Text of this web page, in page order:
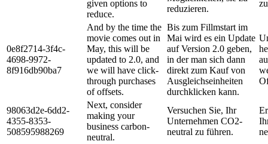
given options to
reduce.
reduzieren.
0e8f2714-3f4c-
4698-9972-
8f916db90ba7
And by the time the
movie comes out in
May, this will be
updated to 2.0, and
we will have click-
through purchases
of offsets.
Bis zum Fillmstart im
Mai wird es ein Update
auf Version 2.0 geben,
in der man sich dann
direkt zum Kauf von
Ausgleichseinheiten
durchklicken kann.
98063d2e-6dd2-
4355-8353-
508595988269
Next, consider
making your
business carbon-
neutral.
Versuchen Sie, Ihr
Unternehmen CO2-
neutral zu führen.